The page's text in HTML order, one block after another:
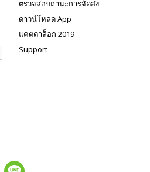
ตรวจสอบถานะการจัดส่ง
ดาวน์โหลด App
แคตตาล็อก 2019
Support